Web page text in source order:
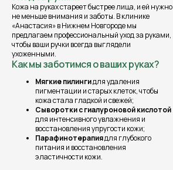
Кожа на руках стареет быстрее лица, и ей нужно
не меньше внимания и заботы. В клинике
«Анастасия» в Нижнем Новгороде мы
предлагаем профессиональный уход за руками,
чтобы ваши ручки всегда выглядели
ухоженными.
Как мы заботимся о ваших руках?
Мягкие пилингидля удаления
пигментации и старых клеток, чтобы
кожа стала гладкой и свежей;
Сыворотки с гиалуроновой кислотой
для интенсивного увлажнения и
восстановления упругости кожи;
Парафинотерапиядля глубокого
питания и восстановления
эластичности кожи.